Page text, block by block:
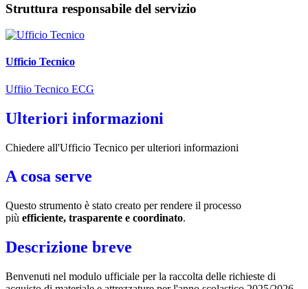
Struttura responsabile del servizio
Ufficio Tecnico
Uffiio Tecnico ECG
Ulteriori informazioni
Chiedere all'Ufficio Tecnico per ulteriori informazioni
A cosa serve
Questo strumento è stato creato per rendere il processo
più efficiente, trasparente e coordinato.
Descrizione breve
Benvenuti nel modulo ufficiale per la raccolta delle richieste di